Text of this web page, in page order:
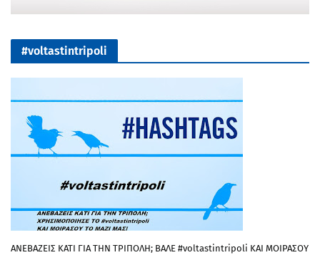
#voltastintripoli
ΑΝΕΒΑΖΕΙΣ ΚΑΤΙ ΓΙΑ ΤΗΝ ΤΡΙΠΟΛΗ; ΒΑΛΕ #voltastintripoli ΚΑΙ ΜΟΙΡΑΣΟΥ